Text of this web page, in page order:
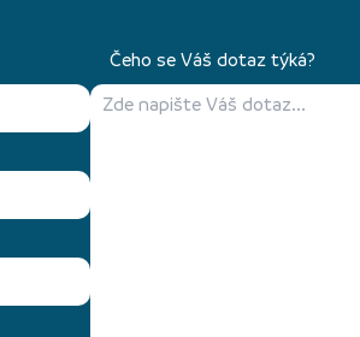
Čeho se Váš dotaz týká?